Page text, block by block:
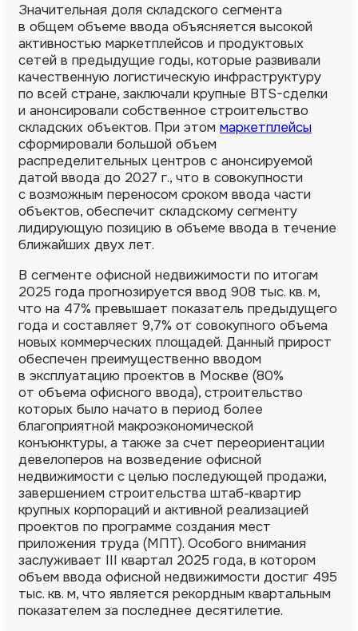
Значительная доля складского сегмента
в общем объеме ввода объясняется высокой
активностью маркетплейсов и продуктовых
сетей в предыдущие годы, которые развивали
качественную логистическую инфраструктуру
по всей стране, заключали крупные BTS-сделки
и анонсировали собственное строительство
складских объектов. При этом маркетплейсы
сформировали большой объем
распределительных центров с анонсируемой
датой ввода до 2027 г., что в совокупности
с возможным переносом сроком ввода части
объектов, обеспечит складскому сегменту
лидирующую позицию в объеме ввода в течение
ближайших двух лет.
В сегменте офисной недвижимости по итогам
2025 года прогнозируется ввод 908 тыс. кв. м,
что на 47% превышает показатель предыдущего
года и составляет 9,7% от совокупного объема
новых коммерческих площадей. Данный прирост
обеспечен преимущественно вводом
в эксплуатацию проектов в Москве (80%
от объема офисного ввода), строительство
которых было начато в период более
благоприятной макроэкономической
конъюнктуры, а также за счет переориентации
девелоперов на возведение офисной
недвижимости с целью последующей продажи,
завершением строительства штаб-квартир
крупных корпораций и активной реализацией
проектов по программе создания мест
приложения труда (МПТ). Особого внимания
заслуживает III квартал 2025 года, в котором
объем ввода офисной недвижимости достиг 495
тыс. кв. м, что является рекордным квартальным
показателем за последнее десятилетие.